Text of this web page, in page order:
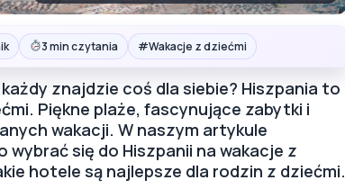
3 min czytania #Wakacje z dziećmi
znajdzie coś dla siebie? Hiszpania to
Piękne plaże, fascynujące zabytki i
wakacji. W naszym artykule
się do Hiszpanii na wakacje z
hotele są najlepsze dla rodzin z dziećmi.